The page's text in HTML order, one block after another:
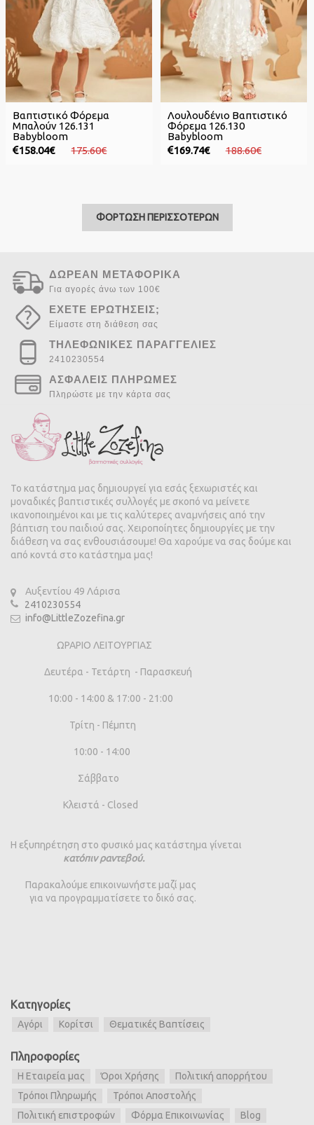
Βαπτιστικό Φόρεμα
Μπαλούν 126.131
Babybloom
158.04€
175.60€
Λουλουδένιο Βαπτιστικό
Φόρεμα 126.130
Babybloom
169.74€
188.60€
ΦΟΡΤΩΣΗ ΠΕΡΙΣΣΟΤΕΡΩΝ
ΔΩΡΕΑΝ ΜΕΤΑΦΟΡΙΚΑ
Για αγορές άνω των 100€
ΕΧΕΤΕ ΕΡΩΤΗΣΕΙΣ;
Είμαστε στη διάθεση σας
ΤΗΛΕΦΩΝΙΚΕΣ ΠΑΡΑΓΓΕΛΙΕΣ
2410230554
ΑΣΦΑΛΕΙΣ ΠΛΗΡΩΜΕΣ
Πληρώστε με την κάρτα σας
Το κατάστημα μας δημιουργεί για εσάς ξεχωριστές και
μοναδικές βαπτιστικές συλλογές με σκοπό να μείνετε
ικανοποιημένοι και με τις καλύτερες αναμνήσεις από την
βάπτιση του παιδιού σας. Χειροποίητες δημιουργίες με την
διάθεση να σας ενθουσιάσουμε! Θα χαρούμε να σας δούμε και
από κοντά στο κατάστημα μας!
Αυξεντίου 49 Λάρισα
2410230554
info@LittleZozefina.gr
ΩΡΑΡΙΟ ΛΕΙΤΟΥΡΓΙΑΣ
Δευτέρα - Τετάρτη - Παρασκευή
10:00 - 14:00 & 17:00 - 21:00
Τρίτη - Πέμπτη
10:00 - 14:00
Σάββατο
Κλειστά - Closed
Η εξυπηρέτηση στο φυσικό μας κατάστημα γίνεται
κατόπιν ραντεβού.
Παρακαλούμε επικοινωνήστε μαζί μας
για να προγραμματίσετε το δικό σας.
Κατηγορίες
Αγόρι Κορίτσι Θεματικές Βαπτίσεις
Πληροφορίες
Η Εταιρεία μας Όροι Χρήσης
Πολιτική απορρήτου
Τρόποι Πληρωμής
Τρόποι Αποστολής
Πολιτική επιστροφών
Φόρμα Επικοινωνίας Blog